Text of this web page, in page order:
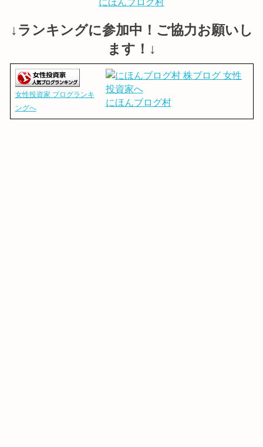
にほんブログ村
↓ランキングに参加中！ご協力お願いし
ます！↓
女性投資家 ブログランキ
ングへ
にほんブログ村